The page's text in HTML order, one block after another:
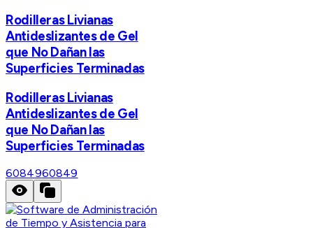
Rodilleras Livianas
Antideslizantes de Gel
que No Dañan las
Superficies Terminadas
Rodilleras Livianas
Antideslizantes de Gel
que No Dañan las
Superficies Terminadas
6084960849